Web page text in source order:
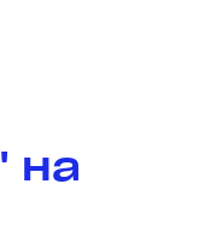
на